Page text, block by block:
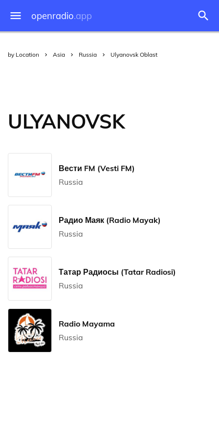
openradio.app
by Location Asia Russia Ulyanovsk Oblast
ULYANOVSK
Вести FM (Vesti FM)
Russia
Радио Маяк (Radio Mayak)
Russia
Татар Радиосы (Tatar Radiosi)
Russia
Radio Mayama
Russia